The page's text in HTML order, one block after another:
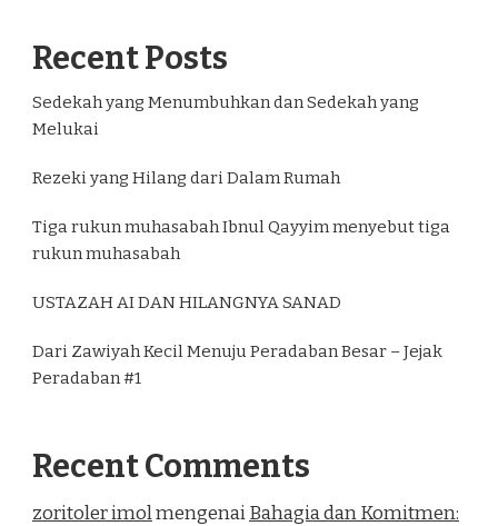
Recent Posts
Sedekah yang Menumbuhkan dan Sedekah yang
Melukai
Rezeki yang Hilang dari Dalam Rumah
Tiga rukun muhasabah Ibnul Qayyim menyebut tiga
rukun muhasabah
USTAZAH AI DAN HILANGNYA SANAD
Dari Zawiyah Kecil Menuju Peradaban Besar – Jejak
Peradaban #1
Recent Comments
zoritoler imolmengenaiBahagia dan Komitmen: